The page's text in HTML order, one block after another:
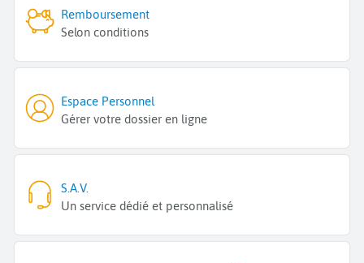
Remboursement
Selon conditions
Espace Personnel
Gérer votre dossier en ligne
S.A.V.
Un service dédié et personnalisé